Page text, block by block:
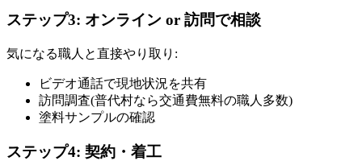
ステップ3: オンライン or 訪問で相談
気になる職人と直接やり取り:
ビデオ通話で現地状況を共有
訪問調査(普代村なら交通費無料の職人多数)
塗料サンプルの確認
ステップ4: 契約・着工